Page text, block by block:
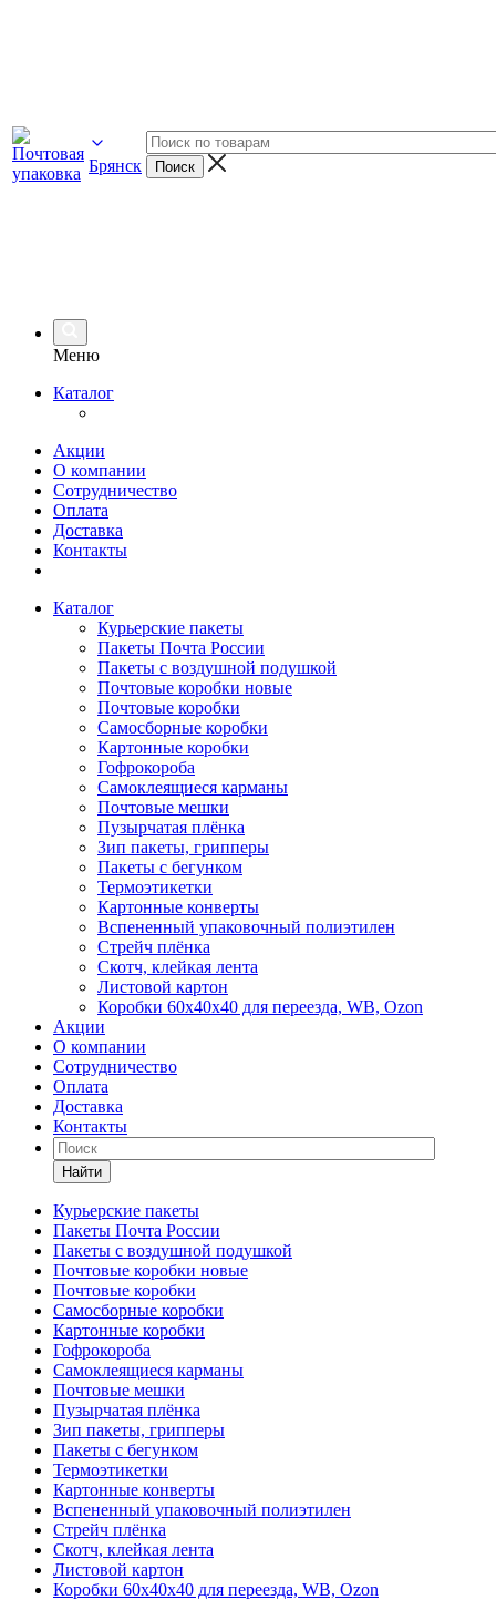
Брянск
Меню
Каталог
Акции
О компании
Сотрудничество
Оплата
Доставка
Контакты
Каталог
Курьерские пакеты
Пакеты Почта России
Пакеты с воздушной подушкой
Почтовые коробки новые
Почтовые коробки
Самосборные коробки
Картонные коробки
Гофрокороба
Самоклеящиеся карманы
Почтовые мешки
Пузырчатая плёнка
Зип пакеты, грипперы
Пакеты с бегунком
Термоэтикетки
Картонные конверты
Вспененный упаковочный полиэтилен
Стрейч плёнка
Скотч, клейкая лента
Листовой картон
Коробки 60х40х40 для переезда, WB, Ozon
Акции
О компании
Сотрудничество
Оплата
Доставка
Контакты
Найти
Курьерские пакеты
Пакеты Почта России
Пакеты с воздушной подушкой
Почтовые коробки новые
Почтовые коробки
Самосборные коробки
Картонные коробки
Гофрокороба
Самоклеящиеся карманы
Почтовые мешки
Пузырчатая плёнка
Зип пакеты, грипперы
Пакеты с бегунком
Термоэтикетки
Картонные конверты
Вспененный упаковочный полиэтилен
Стрейч плёнка
Скотч, клейкая лента
Листовой картон
Коробки 60х40х40 для переезда, WB, Ozon